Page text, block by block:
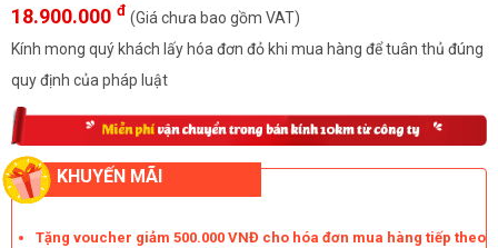
18.900.000 đ (Giá chưa bao gồm VAT)
Kính mong quý khách lấy hóa đơn đỏ khi mua hàng để tuân thủ đúng
quy định của pháp luật
KHUYẾN MÃI
Tặng voucher giảm 500.000 VNĐ cho hóa đơn mua hàng tiếp theo